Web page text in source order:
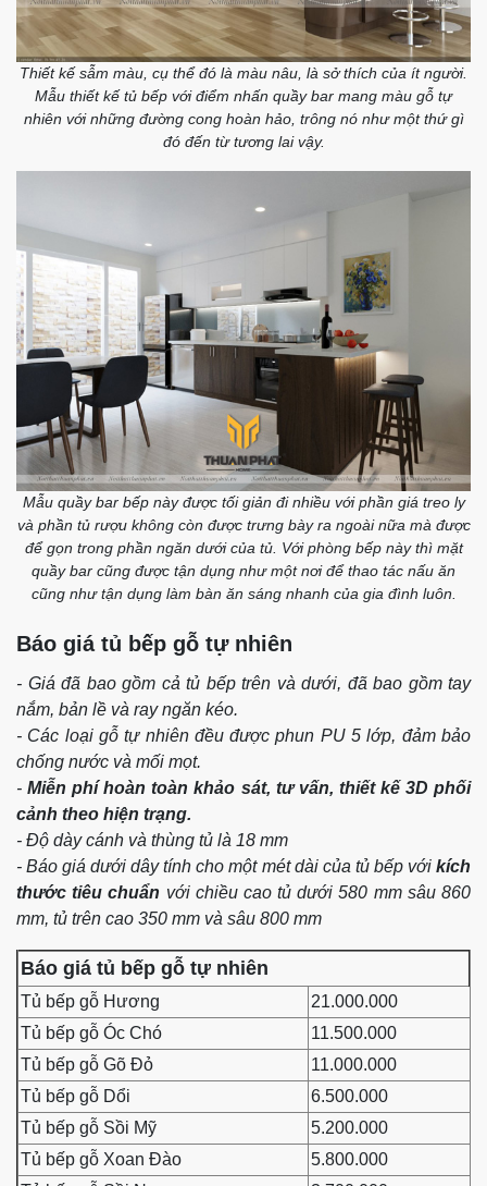
Thiết kế sẫm màu, cụ thể đó là màu nâu, là sở thích của ít người.
Mẫu thiết kế tủ bếp với điểm nhấn quầy bar mang màu gỗ tự
nhiên với những đường cong hoàn hảo, trông nó như một thứ gì
đó đến từ tương lai vậy.
Mẫu quầy bar bếp này được tối giản đi nhiều với phần giá treo ly
và phần tủ rượu không còn được trưng bày ra ngoài nữa mà được
để gọn trong phần ngăn dưới của tủ. Với phòng bếp này thì mặt
quầy bar cũng được tận dụng như một nơi để thao tác nấu ăn
cũng như tận dụng làm bàn ăn sáng nhanh của gia đình luôn.
Báo giá tủ bếp gỗ tự nhiên
- Giá đã bao gồm cả tủ bếp trên và dưới, đã bao gồm tay
nắm, bản lề và ray ngăn kéo.
- Các loại gỗ tự nhiên đều được phun PU 5 lớp, đảm bảo
chống nước và mối mọt.
-Miễn phí hoàn toàn khảo sát, tư vấn, thiết kế 3D phối
cảnh theo hiện trạng.
​- Độ dày cánh và thùng tủ là 18 mm
- Báo giá dưới dây tính cho một mét dài của tủ bếp với kích
thước tiêu chuẩn với chiều cao tủ dưới 580 mm sâu 860
mm, tủ trên cao 350 mm và sâu 800 mm
Báo giá tủ bếp gỗ tự nhiên
Tủ bếp gỗ Hương
21.000.000
Tủ bếp gỗ Óc Chó
11.500.000
Tủ bếp gỗ Gõ Đỏ
11.000.000
Tủ bếp gỗ Dổi
6.500.000
Tủ bếp gỗ Sồi Mỹ
5.200.000
Tủ bếp gỗ Xoan Đào
5.800.000